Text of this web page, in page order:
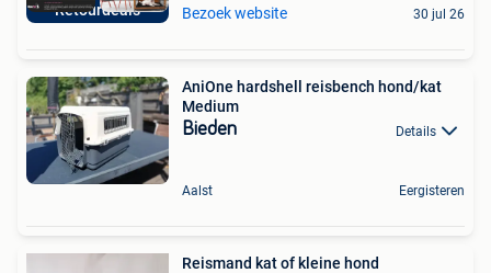
Retourdeals Bezoek website 30 jul 26
AniOne hardshell reisbench hond/kat
Medium
Bieden Details
Aalst Eergisteren
Reismand kat of kleine hond